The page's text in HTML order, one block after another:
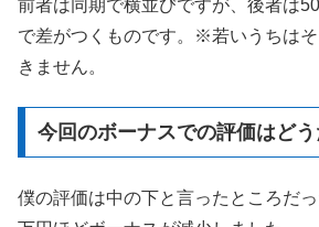
前者は同期で横並びですが、後者は
で差がつくものです。※若いうちは
きません。
今回のボーナスでの評価はどう
僕の評価は中の下と言ったところだ